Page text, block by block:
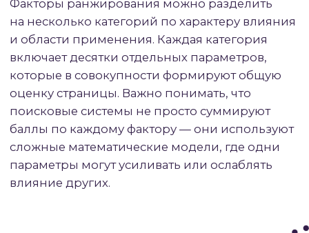
информация может нанести реальный
вред пользователям.
АЛГОРИТМЫ ЯНДЕКС
#5.2
Яндекс традиционно делает больший акцент
на поведенческих факторах и коммерческих
для запросов с коммерческим намерением.
Российский поисковик активно развивает
собственные нейросетевые технологии,